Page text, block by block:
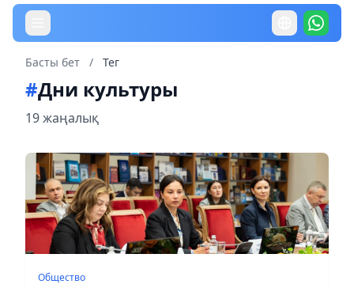
Басты бет / Тег
#Дни культуры
19 жаңалық
Общество